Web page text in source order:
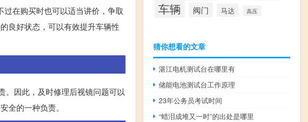
在购买时也可以适当讲价，争取
良好状态，可以有效提升车辆性
。因此，及时修理后视镜问题可以
全的一种负责。
车辆
阀门 马达 高压
猜你想看的文章
湛江电机测试台在哪里有
储能电池测试台工作原理
23年公务员考试时间
“蜡泪成堆又一时”的出处是哪里